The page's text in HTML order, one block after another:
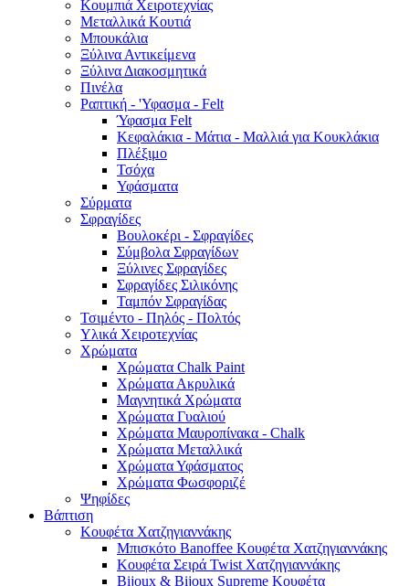
Κουμπιά Χειροτεχνίας
Μεταλλικά Κουτιά
Μπουκάλια
Ξύλινα Αντικείμενα
Ξύλινα Διακοσμητικά
Πινέλα
Ραπτική - 'Υφασμα - Felt
Ύφασμα Felt
Κεφαλάκια - Μάτια - Μαλλιά για Κουκλάκια
Πλέξιμο
Τσόχα
Υφάσματα
Σύρματα
Σφραγίδες
Βουλοκέρι - Σφραγίδες
Σύμβολα Σφραγίδων
Ξύλινες Σφραγίδες
Σφραγίδες Σιλικόνης
Ταμπόν Σφραγίδας
Τσιμέντο - Πηλός - Πολτός
Υλικά Χειροτεχνίας
Χρώματα
Χρώματα Chalk Paint
Χρώματα Ακρυλικά
Μαγνητικά Χρώματα
Χρώματα Γυαλιού
Χρώματα Μαυροπίνακα - Chalk
Χρώματα Μεταλλικά
Χρώματα Υφάσματος
Χρώματα Φωσφοριζέ
Ψηφίδες
Βάπτιση
Κουφέτα Χατζηγιαννάκης
Μπισκότο Banoffee Κουφέτα Χατζηγιαννάκης
Κουφέτα Σειρά Twist Χατζηγιαννάκης
Bijoux & Bijoux Supreme Κουφέτα